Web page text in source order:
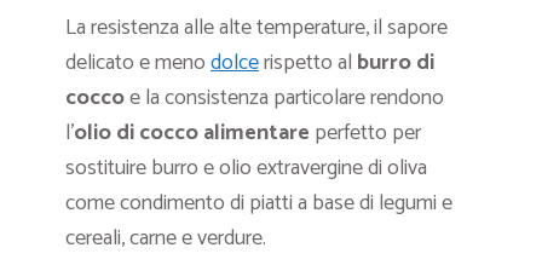
La resistenza alle alte temperature, il sapore
delicato e menodolcerispetto al burro di
coccoe la consistenza particolare rendono
l’olio di cocco alimentare perfetto per
sostituire burro e olio extravergine di oliva
come condimento di piatti a base di legumi e
cereali, carne e verdure.